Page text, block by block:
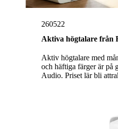
260522
Aktiva högtalare från
Aktiv högtalare med
och häftiga färger är på
Audio. Priset lär bli